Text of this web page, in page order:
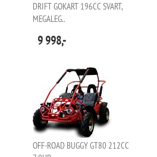
DRIFT GOKART 196CC SVART,
MEGALEG..
9 998,-
OFF-ROAD BUGGY GT80 212CC